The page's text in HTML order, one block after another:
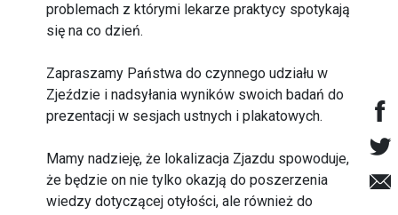
problemach z którymi lekarze praktycy spotykają
się na co dzień.
Zapraszamy Państwa do czynnego udziału w
Zjeździe i nadsyłania wyników swoich badań do
prezentacji w sesjach ustnych i plakatowych.
Mamy nadzieję, że lokalizacja Zjazdu spowoduje,
że będzie on nie tylko okazją do poszerzenia
wiedzy dotyczącej otyłości, ale również do